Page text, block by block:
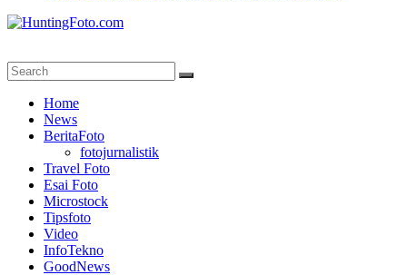
Berita
Fotografi
Terpercaya
Home
News
BeritaFoto
fotojurnalistik
Travel Foto
Esai Foto
Microstock
Tipsfoto
Video
InfoTekno
GoodNews